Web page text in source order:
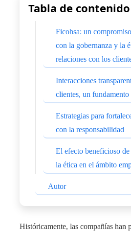
Tabla de contenido
Ficohsa: un
con la gobernanza y la
relaciones con los
Interacciones
clientes, un fundamento
Estrategias para
con la responsabilidad
El efecto beneficioso
la ética en el ámbito
Autor
Históricamente, las compañías han